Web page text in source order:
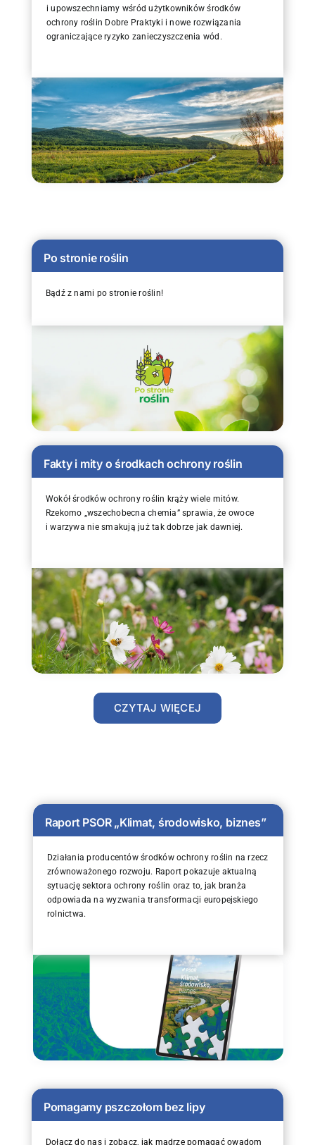
i upowszechniamy wśród użytkowników środków
ochrony roślin Dobre Praktyki i nowe rozwiązania
ograniczające ryzyko zanieczyszczenia wód.
Po stronie roślin
Bądź z nami po stronie roślin!
Fakty i mity o środkach ochrony roślin
Wokół środków ochrony roślin krąży wiele mitów.
Rzekomo „wszechobecna chemia” sprawia, że owoce
i warzywa nie smakują już tak dobrze jak dawniej.
CZYTAJ WIĘCEJ
Raport PSOR „Klimat, środowisko, biznes”
Działania producentów środków ochrony roślin na rzecz
zrównoważonego rozwoju. Raport pokazuje aktualną
sytuację sektora ochrony roślin oraz to, jak branża
odpowiada na wyzwania transformacji europejskiego
rolnictwa.
Pomagamy pszczołom bez lipy
Dołącz do nas i zobacz, jak mądrze pomagać owadom